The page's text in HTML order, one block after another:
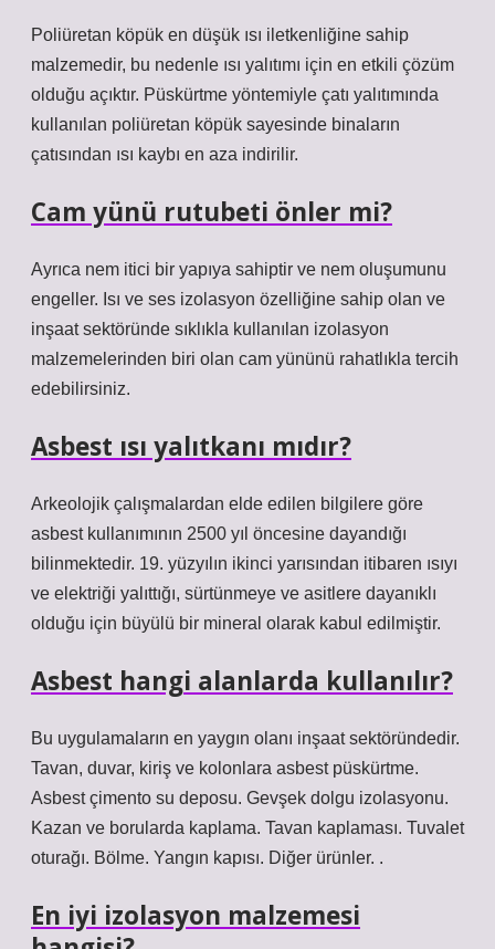
Poliüretan köpük en düşük ısı iletkenliğine sahip
malzemedir, bu nedenle ısı yalıtımı için en etkili çözüm
olduğu açıktır. Püskürtme yöntemiyle çatı yalıtımında
kullanılan poliüretan köpük sayesinde binaların
çatısından ısı kaybı en aza indirilir.
Cam yünü rutubeti önler mi?
Ayrıca nem itici bir yapıya sahiptir ve nem oluşumunu
engeller. Isı ve ses izolasyon özelliğine sahip olan ve
inşaat sektöründe sıklıkla kullanılan izolasyon
malzemelerinden biri olan cam yününü rahatlıkla tercih
edebilirsiniz.
Asbest ısı yalıtkanı mıdır?
Arkeolojik çalışmalardan elde edilen bilgilere göre
asbest kullanımının 2500 yıl öncesine dayandığı
bilinmektedir. 19. yüzyılın ikinci yarısından itibaren ısıyı
ve elektriği yalıttığı, sürtünmeye ve asitlere dayanıklı
olduğu için büyülü bir mineral olarak kabul edilmiştir.
Asbest hangi alanlarda kullanılır?
Bu uygulamaların en yaygın olanı inşaat sektöründedir.
Tavan, duvar, kiriş ve kolonlara asbest püskürtme.
Asbest çimento su deposu. Gevşek dolgu izolasyonu.
Kazan ve borularda kaplama. Tavan kaplaması. Tuvalet
oturağı. Bölme. Yangın kapısı. Diğer ürünler. .
En iyi izolasyon malzemesi